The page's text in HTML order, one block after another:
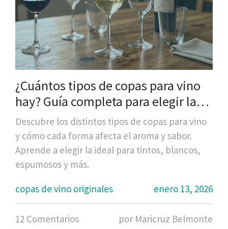
¿Cuántos tipos de copas para vino
hay? Guía completa para elegir la
ideal
Descubre los distintos tipos de copas para vino
y cómo cada forma afecta el aroma y sabor.
Aprende a elegir la ideal para tintos, blancos,
espumosos y más.
copas de vino originales
enero 13, 2026
12 Comentarios por Maricruz Belmonte